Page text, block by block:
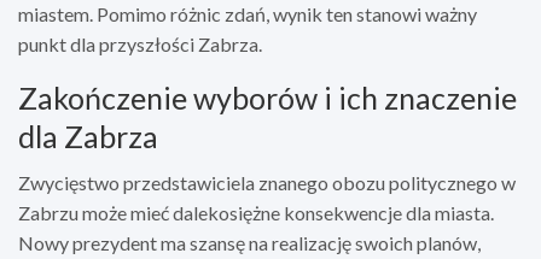
miastem. Pomimo różnic zdań, wynik ten stanowi ważny
punkt dla przyszłości Zabrza.
Zakończenie wyborów i ich znaczenie
dla Zabrza
Zwycięstwo przedstawiciela znanego obozu politycznego w
Zabrzu może mieć dalekosiężne konsekwencje dla miasta.
Nowy prezydent ma szansę na realizację swoich planów,